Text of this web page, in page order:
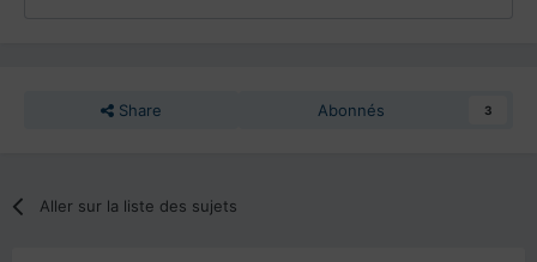
Share Abonnés 3
Aller sur la liste des sujets